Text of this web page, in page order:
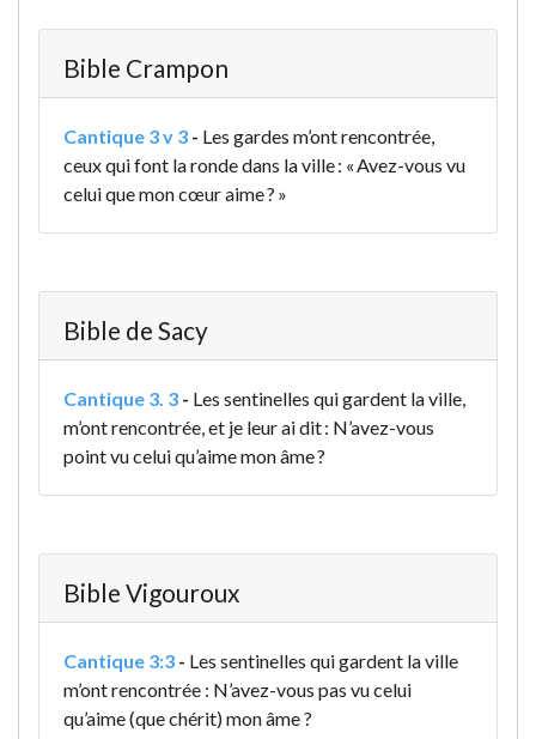
Bible Crampon
Cantique 3 v 3 - Les gardes m’ont rencontrée,
ceux qui font la ronde dans la ville : « Avez-vous vu
celui que mon cœur aime ? »
Bible de Sacy
Cantique 3. 3 - Les sentinelles qui gardent la ville,
m’ont rencontrée, et je leur ai dit : N’avez-vous
point vu celui qu’aime mon âme ?
Bible Vigouroux
Cantique 3:3 - Les sentinelles qui gardent la ville
m’ont rencontrée : N’avez-vous pas vu celui
qu’aime (que chérit) mon âme ?